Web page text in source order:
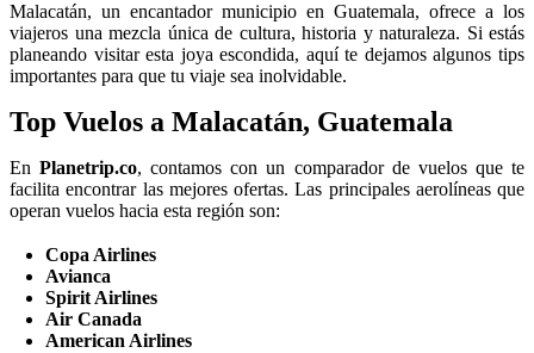
Malacatán, un encantador municipio en Guatemala, ofrece a los
viajeros una mezcla única de cultura, historia y naturaleza. Si estás
planeando visitar esta joya escondida, aquí te dejamos algunos tips
importantes para que tu viaje sea inolvidable.
Top Vuelos a Malacatán, Guatemala
EnPlanetrip.co, contamos con un comparador de vuelos que te
facilita encontrar las mejores ofertas. Las principales aerolíneas que
operan vuelos hacia esta región son:
Copa Airlines
Avianca
Spirit Airlines
Air Canada
American Airlines